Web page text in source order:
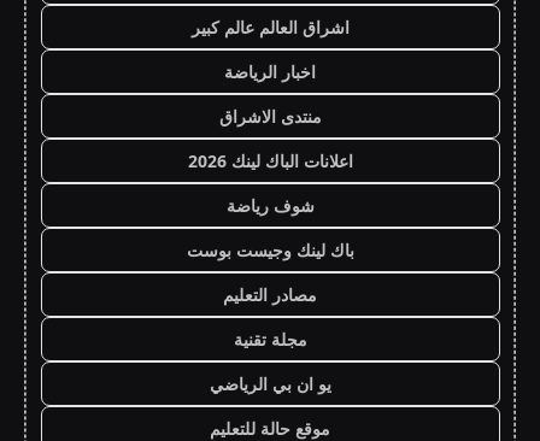
اشراق العالم عالم كبير
اخبار الرياضة
منتدى الاشراق
اعلانات الباك لينك 2026
شوف رياضة
باك لينك وجيست بوست
مصادر التعليم
مجلة تقنية
يو ان بي الرياضي
موقع حالة للتعليم